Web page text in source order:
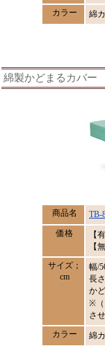
カラー
綿
綿製かどまるカバー
商品名 TB-
価格
【
【
サイズ；
cm
幅/
長
か
※（
さ
カラー
綿